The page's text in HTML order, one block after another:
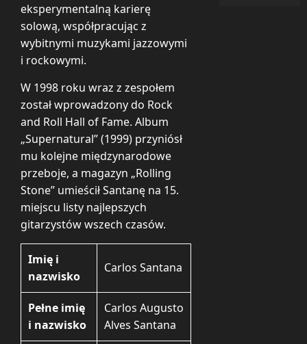
eksperymentalną karierę
solową, współpracując z
wybitnymi muzykami jazzowymi
i rockowymi.
W 1998 roku wraz z zespołem
został wprowadzony do Rock
and Roll Hall of Fame. Album
„Supernatural” (1999) przyniósł
mu kolejne międzynarodowe
przeboje, a magazyn „Rolling
Stone” umieścił Santanę na 15.
miejscu listy najlepszych
gitarzystów wszech czasów.
Imię i
nazwisko
Carlos Santana
Pełne imię
i nazwisko
Carlos Augusto
Alves Santana